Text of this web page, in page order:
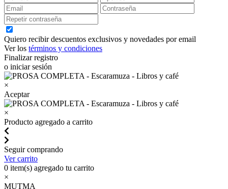
Quiero recibir descuentos exclusivos y novedades por email
Ver los términos y condiciones
Finalizar registro
o iniciar sesión
×
Aceptar
×
Producto agregado a carrito
Seguir comprando
Ver carrito
0 item(s) agregado tu carrito
×
MUTMA